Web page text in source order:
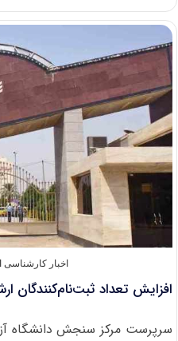
نهایی
ارشد
۹۶
۱۰
اخبار کارشناسی
افزایش تعداد ثبت‌نام‌کنندگان ارشد ۹۶
سرپرست مرکز سنجش دانشگاه